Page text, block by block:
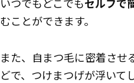
むことができます。
また、自まつ毛に密着させ
どで、つけまつげが浮いて